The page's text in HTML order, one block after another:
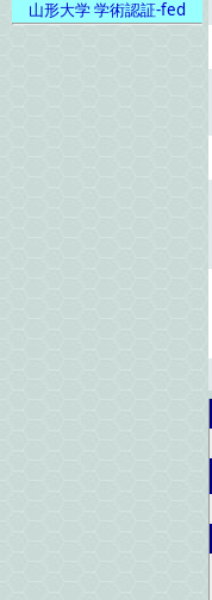
山形大学 学術認証-fed